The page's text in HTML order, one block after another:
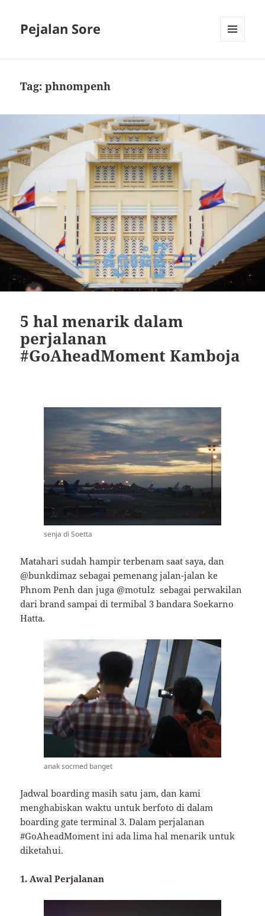
Pejalan Sore
Tag:phnompenh
5 hal menarik dalam
perjalanan
#GoAheadMoment Kamboja
senja di Soetta
Matahari sudah hampir terbenam saat saya, dan
@bunkdimaz sebagai pemenang jalan-jalan ke
Phnom Penh dan juga @motulz sebagai perwakilan
dari brand sampai di termibal 3 bandara Soekarno
Hatta.
anak socmed banget
Jadwal boarding masih satu jam, dan kami
menghabiskan waktu untuk berfoto di dalam
boarding gate terminal 3. Dalam perjalanan
#GoAheadMoment ini ada lima hal menarik untuk
diketahui.
1. Awal Perjalanan